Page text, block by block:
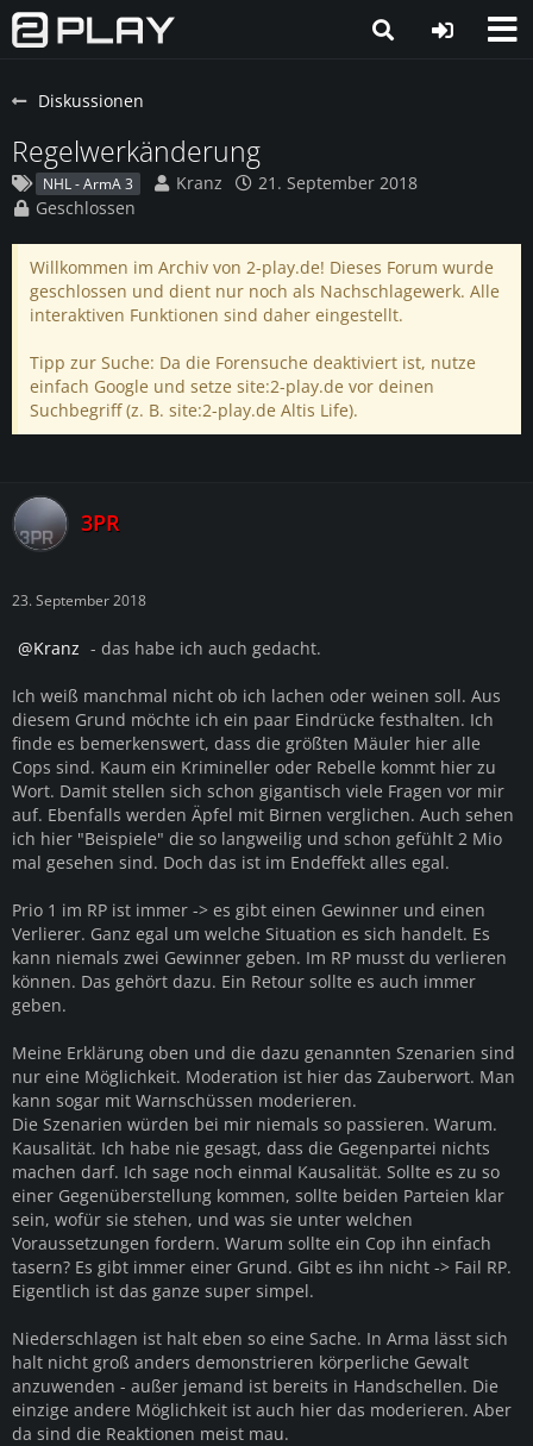
Diskussionen
Regelwerkänderung
NHL - ArmA 3 Kranz
21. September 2018
Geschlossen
Willkommen im Archiv von 2-play.de! Dieses Forum wurde
geschlossen und dient nur noch als Nachschlagewerk. Alle
interaktiven Funktionen sind daher eingestellt.
Tipp zur Suche: Da die Forensuche deaktiviert ist, nutze
einfach Google und setze site:2-play.de vor deinen
Suchbegriff (z. B. site:2-play.de Altis Life).
3PR
23. September 2018
Kranz - das habe ich auch gedacht.
Ich weiß manchmal nicht ob ich lachen oder weinen soll. Aus
diesem Grund möchte ich ein paar Eindrücke festhalten. Ich
finde es bemerkenswert, dass die größten Mäuler hier alle
Cops sind. Kaum ein Krimineller oder Rebelle kommt hier zu
Wort. Damit stellen sich schon gigantisch viele Fragen vor mir
auf. Ebenfalls werden Äpfel mit Birnen verglichen. Auch sehen
ich hier "Beispiele" die so langweilig und schon gefühlt 2 Mio
mal gesehen sind. Doch das ist im Endeffekt alles egal.
Prio 1 im RP ist immer -> es gibt einen Gewinner und einen
Verlierer. Ganz egal um welche Situation es sich handelt. Es
kann niemals zwei Gewinner geben. Im RP musst du verlieren
können. Das gehört dazu. Ein Retour sollte es auch immer
geben.
Meine Erklärung oben und die dazu genannten Szenarien sind
nur eine Möglichkeit. Moderation ist hier das Zauberwort. Man
kann sogar mit Warnschüssen moderieren.
Die Szenarien würden bei mir niemals so passieren. Warum.
Kausalität. Ich habe nie gesagt, dass die Gegenpartei nichts
machen darf. Ich sage noch einmal Kausalität. Sollte es zu so
einer Gegenüberstellung kommen, sollte beiden Parteien klar
sein, wofür sie stehen, und was sie unter welchen
Voraussetzungen fordern. Warum sollte ein Cop ihn einfach
tasern? Es gibt immer einer Grund. Gibt es ihn nicht -> Fail RP.
Eigentlich ist das ganze super simpel.
Niederschlagen ist halt eben so eine Sache. In Arma lässt sich
halt nicht groß anders demonstrieren körperliche Gewalt
anzuwenden - außer jemand ist bereits in Handschellen. Die
einzige andere Möglichkeit ist auch hier das moderieren. Aber
da sind die Reaktionen meist mau.